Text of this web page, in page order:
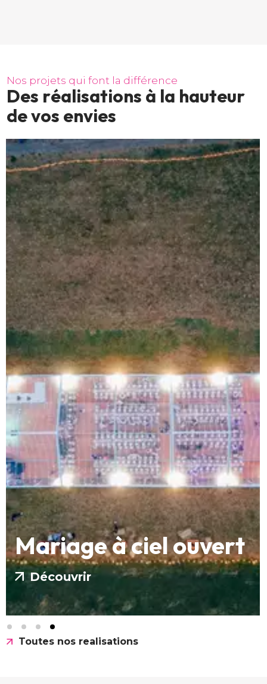
Nos projets q ui font la différence
Des réalisations à la hauteur
devos envies
Mariage à ciel ouvert
Découvrir
Toutes nos realisations